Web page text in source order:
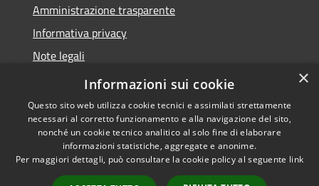
Amministrazione trasparente
Informativa privacy
Note legali
Dichiarazione di accessibilità
Accessibilità
Copyright © 2026 • Comune di
Caccuri • Powered by
×
Informazioni sui cookie
Questo sito web utilizza cookie tecnici e assimilati strettamente
necessari al corretto funzionamento e alla navigazione del sito,
nonché un cookie tecnico analitico al solo fine di elaborare
informazioni statistiche, aggregate e anonime.
Per maggiori dettagli, può consultare la cookie policy al seguente link